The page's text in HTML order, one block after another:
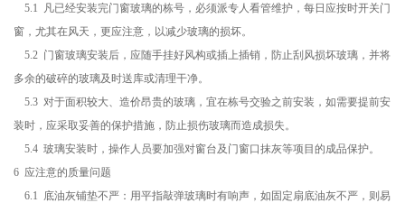
5.1 凡已经安装完门窗玻璃的栋号，必须派专人看管维护，每日应按时开关门
窗，尤其在风天，更应注意，以减少玻璃的损坏。
5.2 门窗玻璃安装后，应随手挂好风构或插上插销，防止刮风损坏玻璃，并将
多余的破碎的玻璃及时送库或清理干净。
5.3 对于面积较大、造价昂贵的玻璃，宜在栋号交验之前安装，如需要提前安
装时，应采取妥善的保护措施，防止损伤玻璃而造成损失。
5.4 玻璃安装时，操作人员要加强对窗台及门窗口抹灰等项目的成品保护。
6 应注意的质量问题
6.1 底油灰铺垫不严：用平指敲弹玻璃时有响声，如固定扇底油灰不严，则易